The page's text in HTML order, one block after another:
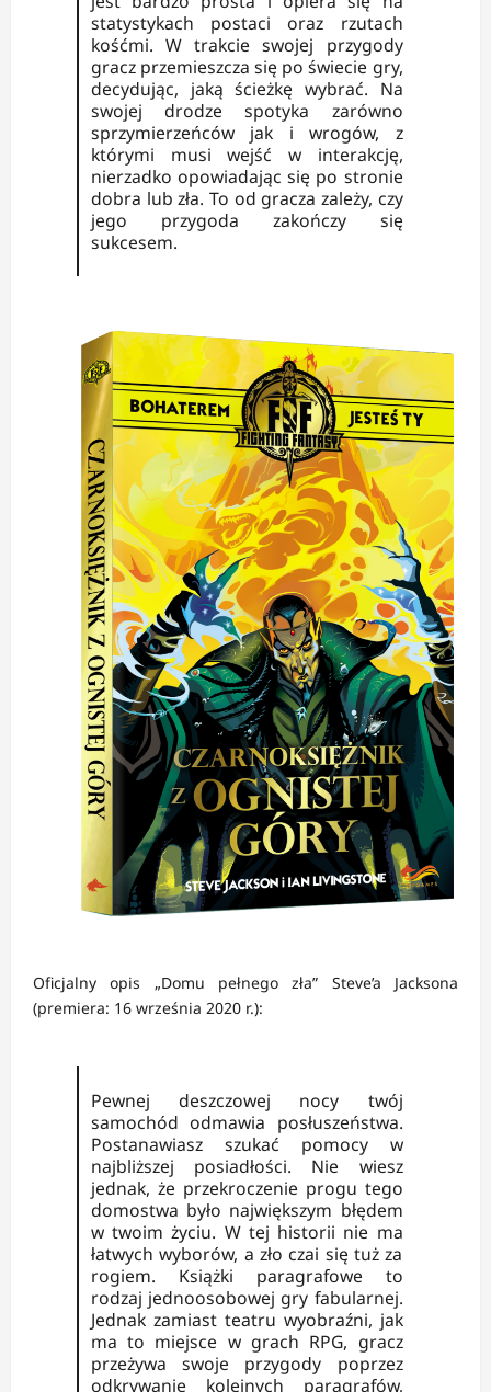
statystykach postaci oraz rzutach
kośćmi. W trakcie swojej przygody
gracz przemieszcza się po świecie gry,
decydując, jaką ścieżkę wybrać. Na
swojej drodze spotyka zarówno
sprzymierzeńców jak i wrogów, z
którymi musi wejść w interakcję,
nierzadko opowiadając się po stronie
dobra lub zła. To od gracza zależy, czy
jego przygoda zakończy się
sukcesem.
Oficjalny opis „Domu pełnego zła” Steve’a Jacksona
(premiera: 16 września 2020 r.):
Pewnej deszczowej nocy twój
samochód odmawia posłuszeństwa.
Postanawiasz szukać pomocy w
najbliższej posiadłości. Nie wiesz
jednak, że przekroczenie progu tego
domostwa było największym błędem
w twoim życiu. W tej historii nie ma
łatwych wyborów, a zło czai się tuż za
rogiem. Książki paragrafowe to
rodzaj jednoosobowej gry fabularnej.
Jednak zamiast teatru wyobraźni, jak
ma to miejsce w grach RPG, gracz
przeżywa swoje przygody poprzez
odkrywanie kolejnych paragrafów,